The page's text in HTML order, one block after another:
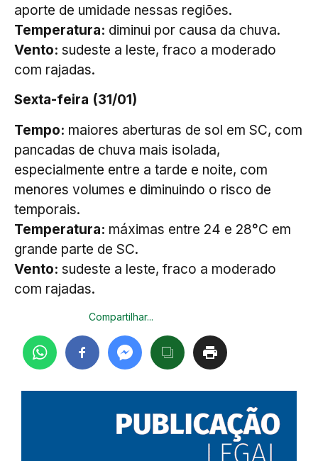
aporte de umidade nessas regiões.
Temperatura: diminui por causa da chuva.
Vento: sudeste a leste, fraco a moderado
com rajadas.
Sexta-feira (31/01)
Tempo: maiores aberturas de sol em SC, com
pancadas de chuva mais isolada,
especialmente entre a tarde e noite, com
menores volumes e diminuindo o risco de
temporais.
Temperatura: máximas entre 24 e 28°C em
grande parte de SC.
Vento: sudeste a leste, fraco a moderado
com rajadas.
Compartilhar...